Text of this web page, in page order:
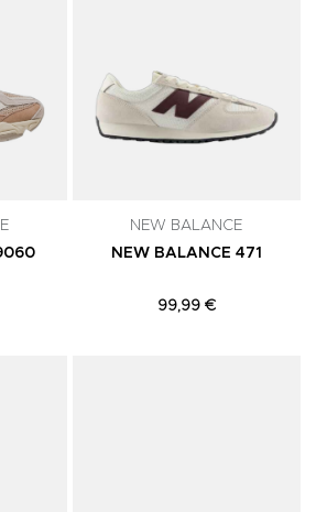
NEW BALANCE
NEW BALANCE 471
99,99 €